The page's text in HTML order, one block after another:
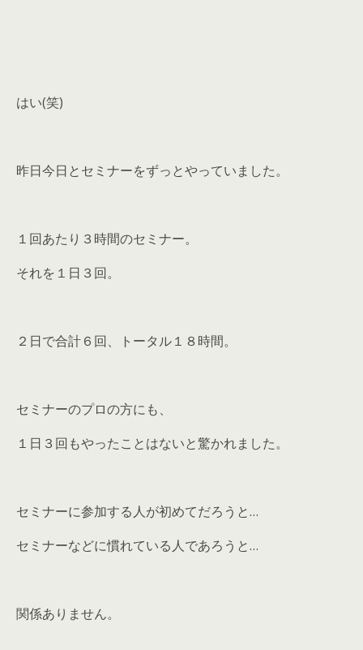
はい(笑)
昨日今日とセミナーをずっとやっていました。
１回あたり３時間のセミナー。
それを１日３回。
２日で合計６回、トータル１８時間。
セミナーのプロの方にも、
１日３回もやったことはないと驚かれました。
セミナーに参加する人が初めてだろうと…
セミナーなどに慣れている人であろうと…
関係ありません。